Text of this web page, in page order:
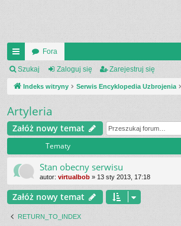
UI
C
_L
IN
K
S
Fora
Szukaj Zaloguj się Zarejestruj się
Indeks witryny Serwis Encyklopedia Uzbrojenia
Artyleria
Załóż nowy temat
Tematy
Stan obecny serwisu
autor: virtualbob » 13 sty 2013, 17:18
Załóż nowy temat
RETURN_TO_INDEX